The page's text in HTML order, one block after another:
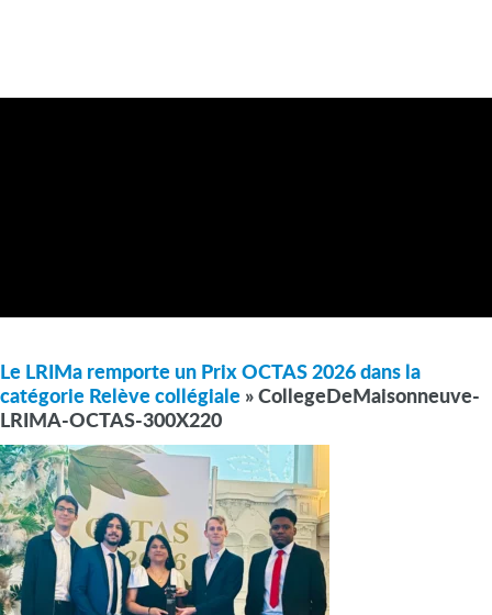
Le LRIMa remporte un Prix OCTAS 2026 dans la
catégorie Relève collégiale » CollegeDeMaisonneuve-
LRIMA-OCTAS-300X220